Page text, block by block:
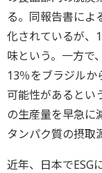
る。同報告書によ
化されているが、
味という。一方で
13％をブラジルか
可能性があるとい
の生産量を早急に
タンパク質の摂取
近年、日本でESG